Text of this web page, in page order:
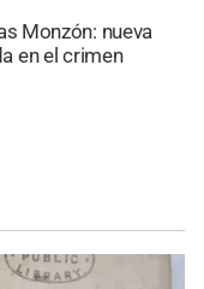
Monzón: nueva
en el crimen